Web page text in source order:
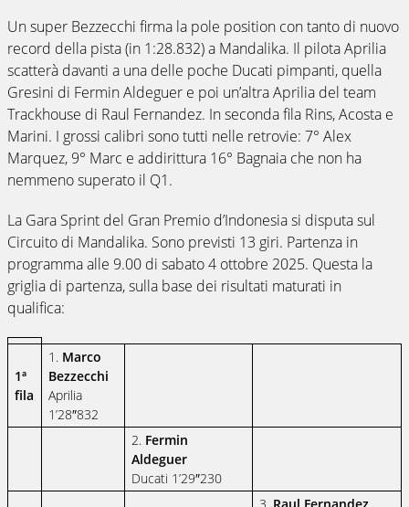
Un super Bezzecchi firma la pole position con tanto di nuovo
record della pista (in 1:28.832) a Mandalika. Il pilota Aprilia
scatterà davanti a una delle poche Ducati pimpanti, quella
Gresini di Fermin Aldeguer e poi un’altra Aprilia del team
Trackhouse di Raul Fernandez. In seconda fila Rins, Acosta e
Marini. I grossi calibri sono tutti nelle retrovie: 7° Alex
Marquez, 9° Marc e addirittura 16° Bagnaia che non ha
nemmeno superato il Q1.
La Gara Sprint del Gran Premio d’Indonesia si disputa sul
Circuito di Mandalika. Sono previsti 13 giri. Partenza in
programma alle 9.00 di sabato 4 ottobre 2025. Questa la
griglia di partenza, sulla base dei risultati maturati in
qualifica:
1ª
fila
1. Marco
Bezzecchi
Aprilia
1’28″832
2. Fermin
Aldeguer
Ducati 1’29″230